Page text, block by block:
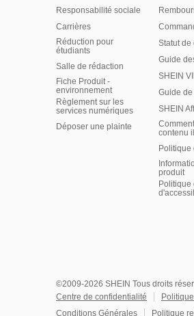
Responsabilité sociale
Carrières
Réduction pour
étudiants
Salle de rédaction
Fiche Produit -
environnement
Règlement sur les
services numériques
Déposer une plainte
Statut de
Guide
SHEIN
Guide
SHEIN
contenu
Politique
produit
Politique
©2009-2026 SHEIN Tous droits
Centre de confidentialité
Conditions Générales
Politique